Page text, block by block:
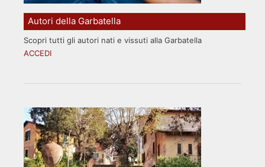
Autori della Garbatella
Scopri tutti gli autori nati e vissuti alla Garbatella
ACCEDI